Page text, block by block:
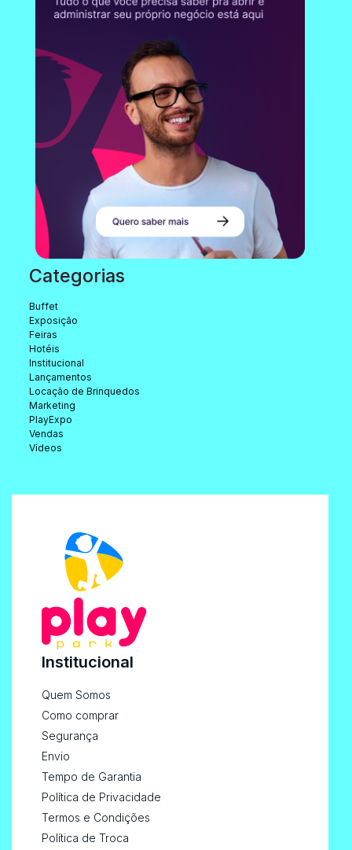
Categorias
Buffet
Exposição
Feiras
Hotéis
Institucional
Lançamentos
Locação de Brinquedos
Marketing
PlayExpo
Vendas
Vídeos
Institucional
Quem Somos
Como comprar
Segurança
Envio
Tempo de Garantia
Política de Privacidade
Termos e Condições
Política de Troca